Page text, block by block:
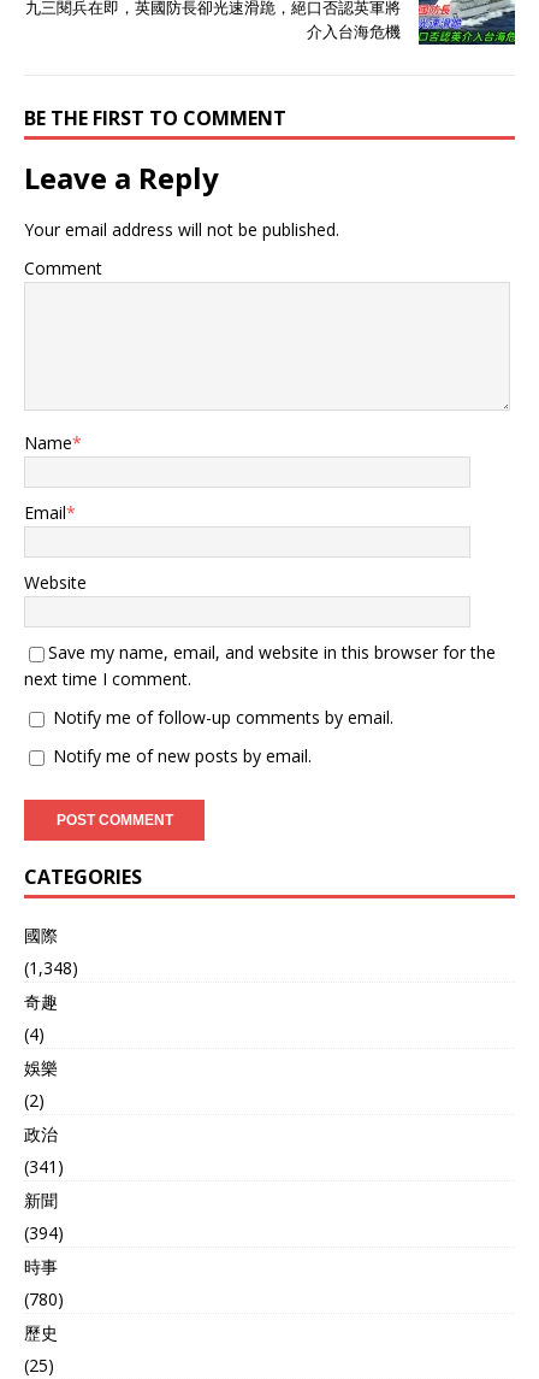
九三閱兵在即，英國防長卻光速滑跪，絕口否認英軍將
介入台海危機
BE THE FIRST TO COMMENT
Leave a Reply
Your email address will not be published.
Comment
Name*
Email*
Website
Save my name, email, and website in this browser for the
next time I comment.
Notify me of follow-up comments by email.
Notify me of new posts by email.
CATEGORIES
國際
(1,348)
奇趣
(4)
娛樂
(2)
政治
(341)
新聞
(394)
時事
(780)
歷史
(25)